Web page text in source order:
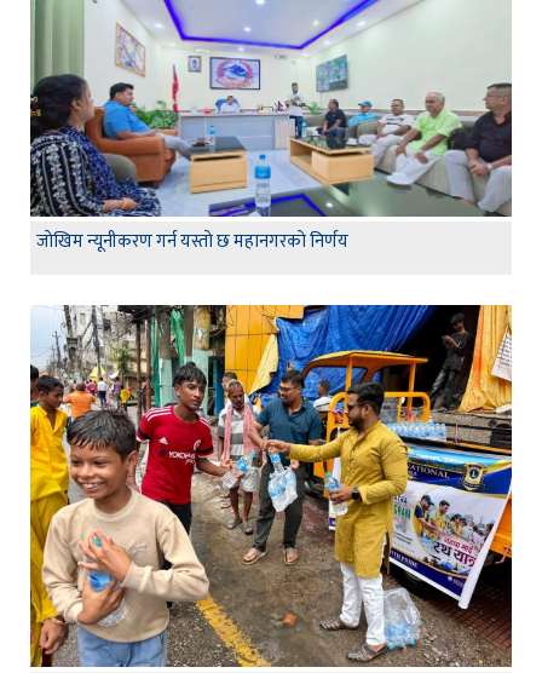
जाेखिम न्यूनीकरण गर्न यस्ताे छ महानगरकाे निर्णय